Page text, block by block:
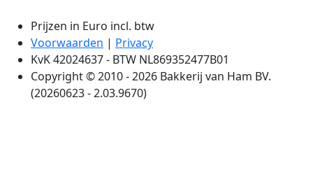
Prijzen in Euro incl. btw
Voorwaarden | Privacy
KvK 42024637 - BTW NL869352477B01
Copyright © 2010 - 2026 Bakkerij van Ham BV.
(20260623 - 2.03.9670)